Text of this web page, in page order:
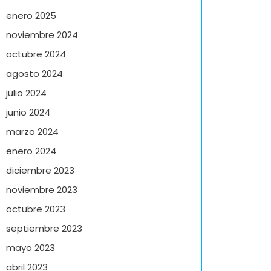
enero 2025
noviembre 2024
octubre 2024
agosto 2024
julio 2024
junio 2024
marzo 2024
enero 2024
diciembre 2023
noviembre 2023
octubre 2023
septiembre 2023
mayo 2023
abril 2023